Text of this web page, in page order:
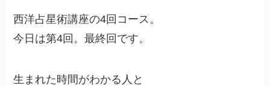
西洋占星術講座の4回コース。
今日は第4回。最終回です。
生まれた時間がわかる人と